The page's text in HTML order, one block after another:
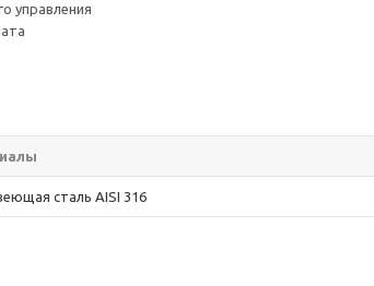
управления
сталь AISI 316